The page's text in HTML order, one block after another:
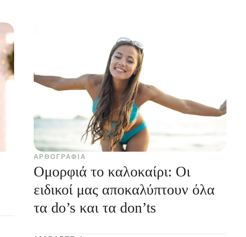
ΑΡΘΟΓΡΑΦΊΑ
Ομορφιά το καλοκαίρι: Οι
ειδικοί μας αποκαλύπτουν όλα
τα do’s και τα don’ts